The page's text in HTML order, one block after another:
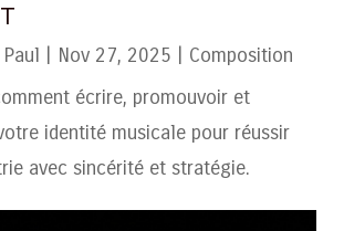
Nov 27, 2025
Composition
écrire, promouvoir et
identité musicale pour réussir
avec sincérité et stratégie.